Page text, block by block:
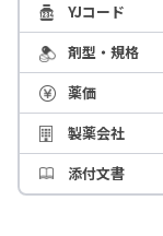
YJコード
剤型・規格
薬価
製薬会社
添付文書